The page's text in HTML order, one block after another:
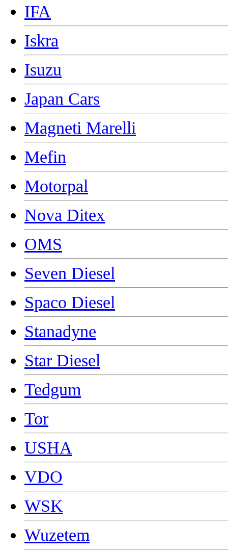
IFA
Iskra
Isuzu
Japan Cars
Magneti Marelli
Mefin
Motorpal
Nova Ditex
OMS
Seven Diesel
Spaco Diesel
Stanadyne
Star Diesel
Tedgum
Tor
USHA
VDO
WSK
Wuzetem